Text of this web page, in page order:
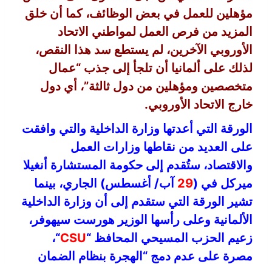
مؤهلين للعمل في بعض الوظائف، كما أن خلق
المزيد من فرص العمل لمواطني الاتحاد
الأوروبي الآخرين، لم يستطع سد هذا النقص،
لذلك على ألمانيا أن تلجأ إلى جذب “عمال
متخصصين ومؤهلين من دول ثالثة”، أي دول
خارج الاتحاد الأوروبي.
الورقة التي أعدتها وزارة الداخلية والتي وافقت
على العديد من نقاطها وزارات العمل
والاقتصاد، ستُقدم إلى حكومة المستشارة أنغيلا
ميركل في (29 آب/ أغسطس) الجاري، بينما
تشير الورقة التي ستقدم إلى أن وزارة الداخلية
الألمانية وعلى رأسها الوزير هورست سيهوفر،
زعيم الحزب المسيحي المحافظ “CSU“،
مصرة على عدم دمج “الهجرة بنظام الضمان